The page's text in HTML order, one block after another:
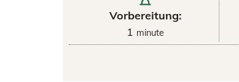
Vorbereitung:
1 minute